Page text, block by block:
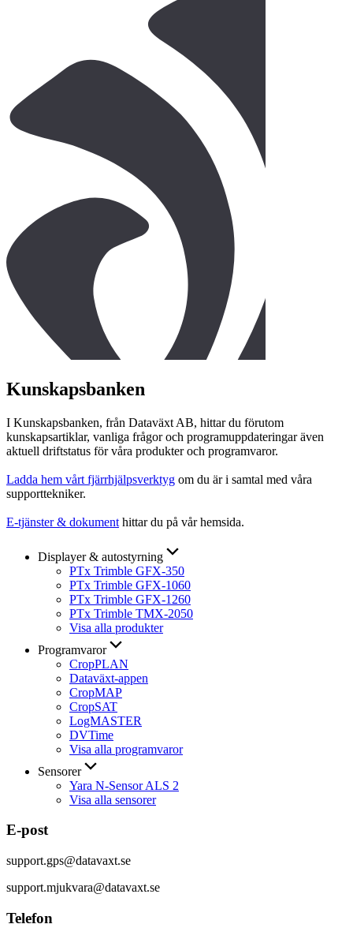
Kunskapsbanken
I Kunskapsbanken, från Dataväxt AB, hittar du förutom
kunskapsartiklar, vanliga frågor och programuppdateringar även
aktuell driftstatus för våra produkter och programvaror.
Ladda hem vårt fjärrhjälpsverktyg om du är i samtal med våra
supporttekniker.
E-tjänster & dokument hittar du på vår hemsida.
Displayer & autostyrning
PTx Trimble GFX-350
PTx Trimble GFX-1060
PTx Trimble GFX-1260
PTx Trimble TMX-2050
Visa alla produkter
Programvaror
CropPLAN
Dataväxt-appen
CropMAP
CropSAT
LogMASTER
DVTime
Visa alla programvaror
Sensorer
Yara N-Sensor ALS 2
Visa alla sensorer
E-post
support.gps@datavaxt.se
support.mjukvara@datavaxt.se
Telefon